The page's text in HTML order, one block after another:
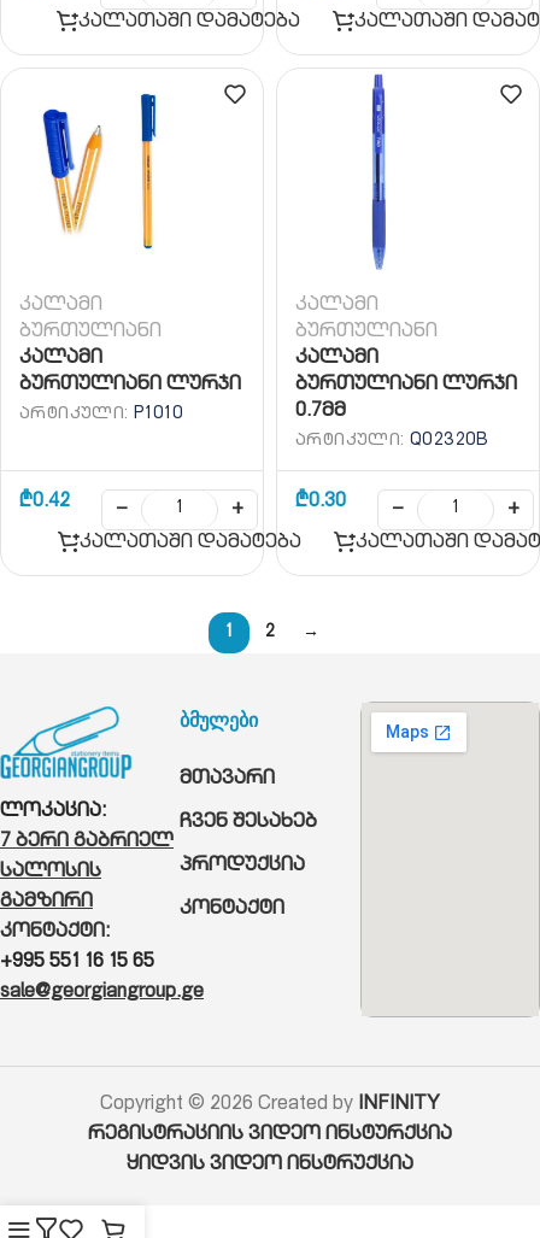
კალათაში დამატება
კალათაში
კალამი
ბურთულიანი
კალამი
ბურთულიანი ლურჯი
ᲐᲠᲢᲘᲙᲣᲚᲘ: P1010
₾0.42 −
+
კალათაში დამატება
კალამი
ბურთულიანი
კალამი
ბურთულიანი ლურჯი
0.7მმ
ᲐᲠᲢᲘᲙᲣᲚᲘ: Q02320B
₾0.30 −
+
კალათაში
1 2 →
ლოკაცია:
7 ბერი გაბრიელ
სალოსის
გამზირი
კონტაქტი:
+995 551 16 15 65
sale@georgiangroup.ge
ბმულები
მთავარი
ჩვენ შესახებ
პროდუქცია
კონტაქტი
Copyright © 2026 Created by INFINITY
რეგისტრაციის ვიდეო ინსტურქცია
ყიდვის ვიდეო ინსტრუქცია